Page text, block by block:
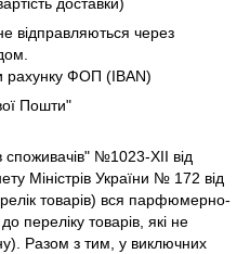
відправляються через
рахунку ФОП (IBAN)
Пошти"
споживачів" №1023-XII від
Міністрів України № 172 від
товарів) вся парфюмерно-
переліку товарів, які не
Разом з тим, у виключних